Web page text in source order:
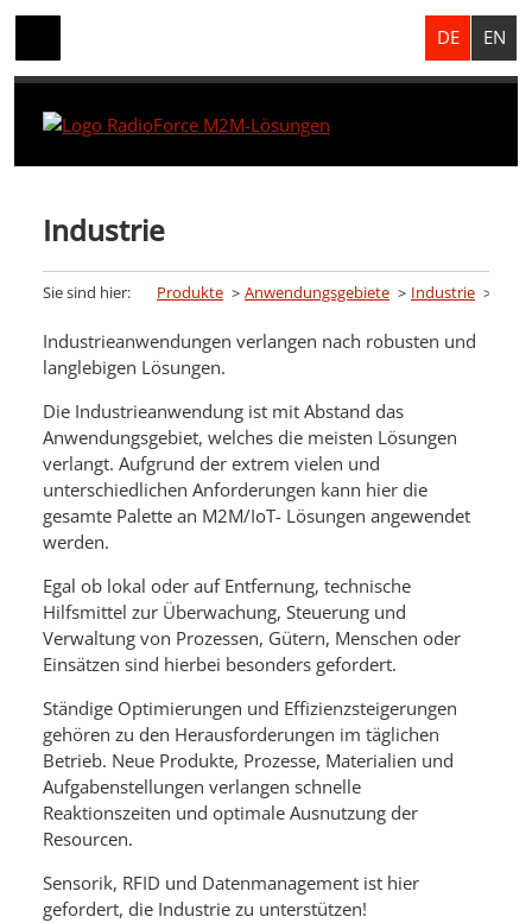
DE EN
Industrie
Sie sind hier: Produkte Anwendungsgebiete Industrie
Industrie­anwendungen verlangen nach robusten und
lang­lebigen Lösungen.
Die Industrieanwendung ist mit Abstand das
Anwendungsgebiet, welches die meisten Lösungen
verlangt. Aufgrund der extrem vielen und
unterschiedlichen Anforderungen kann hier die
gesamte Palette an M2M/IoT- Lösungen angewendet
werden.
Egal ob lokal oder auf Entfernung, technische
Hilfsmittel zur Überwachung, Steuerung und
Verwaltung von Prozessen, Gütern, Menschen oder
Einsätzen sind hierbei besonders gefordert.
Ständige Optimierungen und Effizienzsteigerungen
gehören zu den Herausforderungen im täglichen
Betrieb. Neue Produkte, Prozesse, Materialien und
Aufgabenstellungen verlangen schnelle
Reaktionszeiten und optimale Ausnutzung der
Resourcen.
Sensorik, RFID und Datenmanagement ist hier
gefordert, die Industrie zu unterstützen!